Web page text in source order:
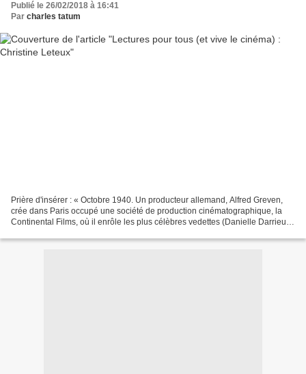
Publié le 26/02/2018 à 16:41
Par charles tatum
Prière d'insérer : « Octobre 1940. Un producteur allemand, Alfred Greven,
crée dans Paris occupé une société de production cinématographique, la
Continental Films, où il enrôle les plus célèbres vedettes (Danielle Darrieux,